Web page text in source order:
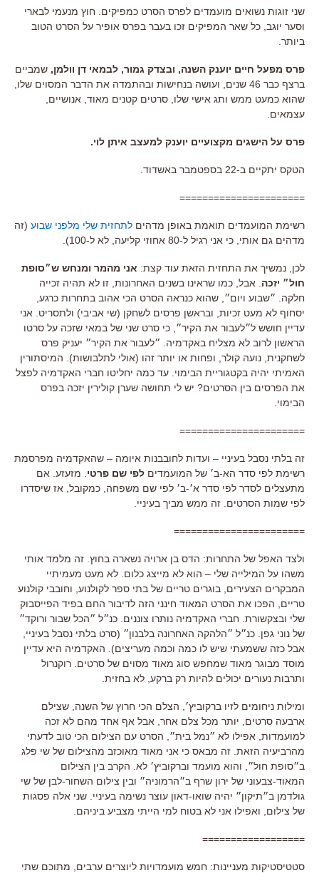
שני זוגות נשואים מועמדים לפרס הסרט כמפיקים. חוץ מנעמי לבארי
וסער יוגב, כל שאר המפיקים זכו בעבר בפרס אופיר על הסרט הטוב
ביותר.
פרס מפעל חיים יוענק השנה, ובצדק גמור, לבמאי דן וולמן, שמביים
ברצף כבר 46 שנים, ועושה בנחישות ובהתמדה את הדבר המסוים שלו,
שהוא כמעט ממש ותג אישי שלו, סרטים קטנים מאוד, אנושיים,
עצמאים.
פרס על הישגים מקצועיים יוענק למעצב איתן לוי.
הטקס יתקיים ב-22 בספטמבר באשדוד.
======================
רשימת המועמדים תואמת באופן מדהים לתחזית שלי מלפני שבוע (זה
מדהים גם אותי, כי אני רגיל ל-80 אחוזי קליעה, לא ל-100).
לכן, נמשיך את התחזית הזאת עוד קצת: אני מהמר ומנחש ש״סופת
חול״ יזכה . אבל, כמו שראינו בשנים האחרונות, זו לא תהיה זכייה
חלקה. ״שבוע ויום״, שהוא כנראה הסרט הכי אהוב בתחרות כרגע,
יסחוף לא מעט זכיות, ובראשן פרסים לשחקן (שי אביבי) ולתסריט. אני
עדיין חושש ל״לעבור את הקיר״, כי סרט שני של במאי שזכה על סרטו
הראשון לרוב לא מצליח באקדמיה. ״לעבור את הקיר״ יעניק פרס
לשחקנית, נועה קולר, ופחות או יותר זהו (אולי לתלבושות). המיסתורין
האמיתי יהיה בקטגוריית הבימוי. עד כמה יחליטו חברי האקדמיה לפצל
את הפרסים בין הסרטים? יש לי תחושה שערן קולירין יזכה בפרס
הבימוי.
======================
זה בלתי נסבל בעיניי – ועדות לחובבנות איומה – שהאקדמיה מפרסמת
רשימת לפי סדר הא-ב׳ של המועמדים לפי שם פרטי . מזעזע. אם
מתעצלים לסדר לפי סדר א׳-ב׳ לפי שם משפחה, כמקובל, אז שיסדרו
לפי שמות הסרטים. זה ממש מביך בעיניי.
=======================
ולצד האפל של התחרות: הדס בן ארויה נשארה בחוץ. זה מלמד אותי
משהו על המילייה שלי – הוא לא מייצג כלום. לא מעט מעמיתיי
המבקרים הצעירים, בוגרים טריים של בתי ספר לקולנוע, וחובבי קולנוע
טריים, הפכו את הסרט המאוד חינני הזה לדיבור החם בפיד הפייסבוק
שלי ובצקשורת. חברי האקדמיה נותרו צוננים. כנ״ל ״הכל שבור ורוקד״
של נוני גפן. כנ״ל ״הלהקה האחרונה בלבנון״ (סרט בלתי נסבל בעיניי,
אבל כזה ששמעתי שיש לו כמה וכמה מעריצים). האקדמיה היא עדיין
מוסד מבוגר מאוד שמחפש סוג מאוד מסוים של סרטים. רוקנרול
ותרבות נעורים יכולים להיות רק ברקע, לא בחזית.
ומילות ניחומים לזיו ברקוביץ׳, הצלם הכי חרוץ של השנה, שצילם
ארבעה סרטים, יותר מכל צלם אחר, אבל אף אחד מהם לא זכה
למועמדות, אפילו לא ״נמל בית״, הסרט עם הצילום הכי טוב לדעתי
מהרביעיה הזאת. זה מבאס כי אני מאוד מאוכזב מהצילום של שי פלג
ב״סופת חול״, והוא מועמד וברקוביץ׳ לא. הקרב בין הצילום
המאוד-צבעוני של ירון שרף ב״הרמוניה״ ובין צילום השחור-לבן של שי
גולדמן ב״תיקון״ יהיה שואו-דאון עוצר נשימה בעיניי. שני אלה פסגות
של צילום, ואפילו אני לא בטוח למי הייתי מצביע ביניהם.
==================
סטטיסטיקות מעניינות: חמש מועמדויות ליוצרים ערבים, מתוכם שתי